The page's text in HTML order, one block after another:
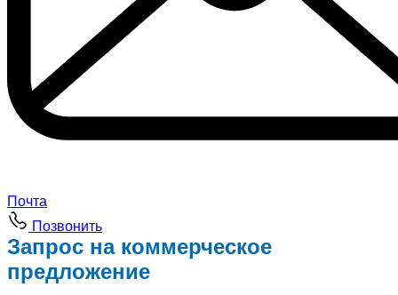
Почта
Позвонить
Запрос на коммерческое
предложение